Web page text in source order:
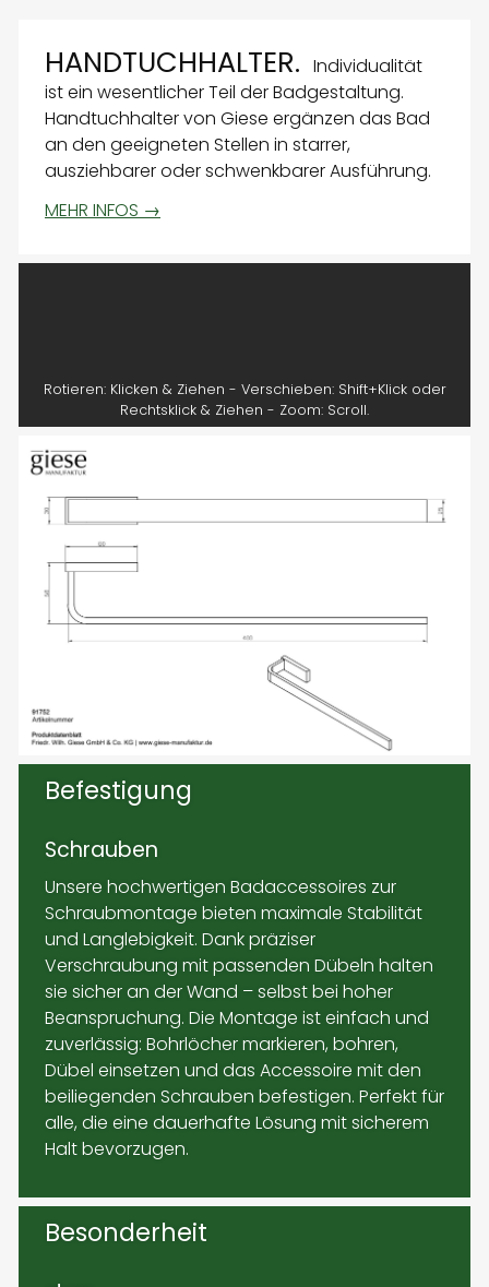
HANDTUCHHALTER. Individualität
ist ein wesentlicher Teil der Badgestaltung.
Handtuchhalter von Giese ergänzen das Bad
an den geeigneten Stellen in starrer,
ausziehbarer oder schwenkbarer Ausführung.
MEHR INFOS →
Rotieren: Klicken & Ziehen - Verschieben: Shift+Klick oder
Rechtsklick & Ziehen - Zoom: Scroll.
Befestigung
Schrauben
Unsere hochwertigen Badaccessoires zur
Schraubmontage bieten maximale Stabilität
und Langlebigkeit. Dank präziser
Verschraubung mit passenden Dübeln halten
sie sicher an der Wand – selbst bei hoher
Beanspruchung. Die Montage ist einfach und
zuverlässig: Bohrlöcher markieren, bohren,
Dübel einsetzen und das Accessoire mit den
beiliegenden Schrauben befestigen. Perfekt für
alle, die eine dauerhafte Lösung mit sicherem
Halt bevorzugen.
Besonderheit